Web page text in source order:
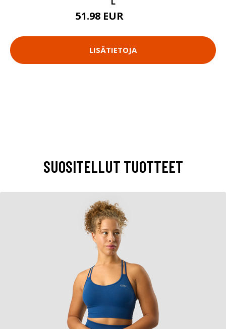
51.98 EUR
LISÄTIETOJA
SUOSITELLUT TUOTTEET